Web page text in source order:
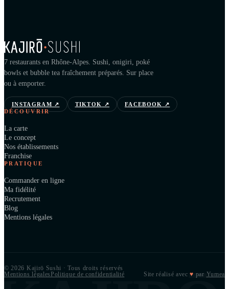
7 restaurants en Rhône-Alpes. Sushi, onigiri, poké
bowls et bubble tea fraîchement préparés. Sur place
ou à emporter.
INSTAGRAM ↗ TIKTOK ↗ FACEBOOK
↗
DÉCOUVRIR
La carte
Le concept
Nos établissements
Franchise
PRATIQUE
Commander en ligne
Ma fidélité
Recrutement
Blog
Mentions légales
© 2026 Kajirō Sushi · Tous droits réservés
Mentions légalesPolitique de confidentialité Site réalisé avec ♥ par Yumea